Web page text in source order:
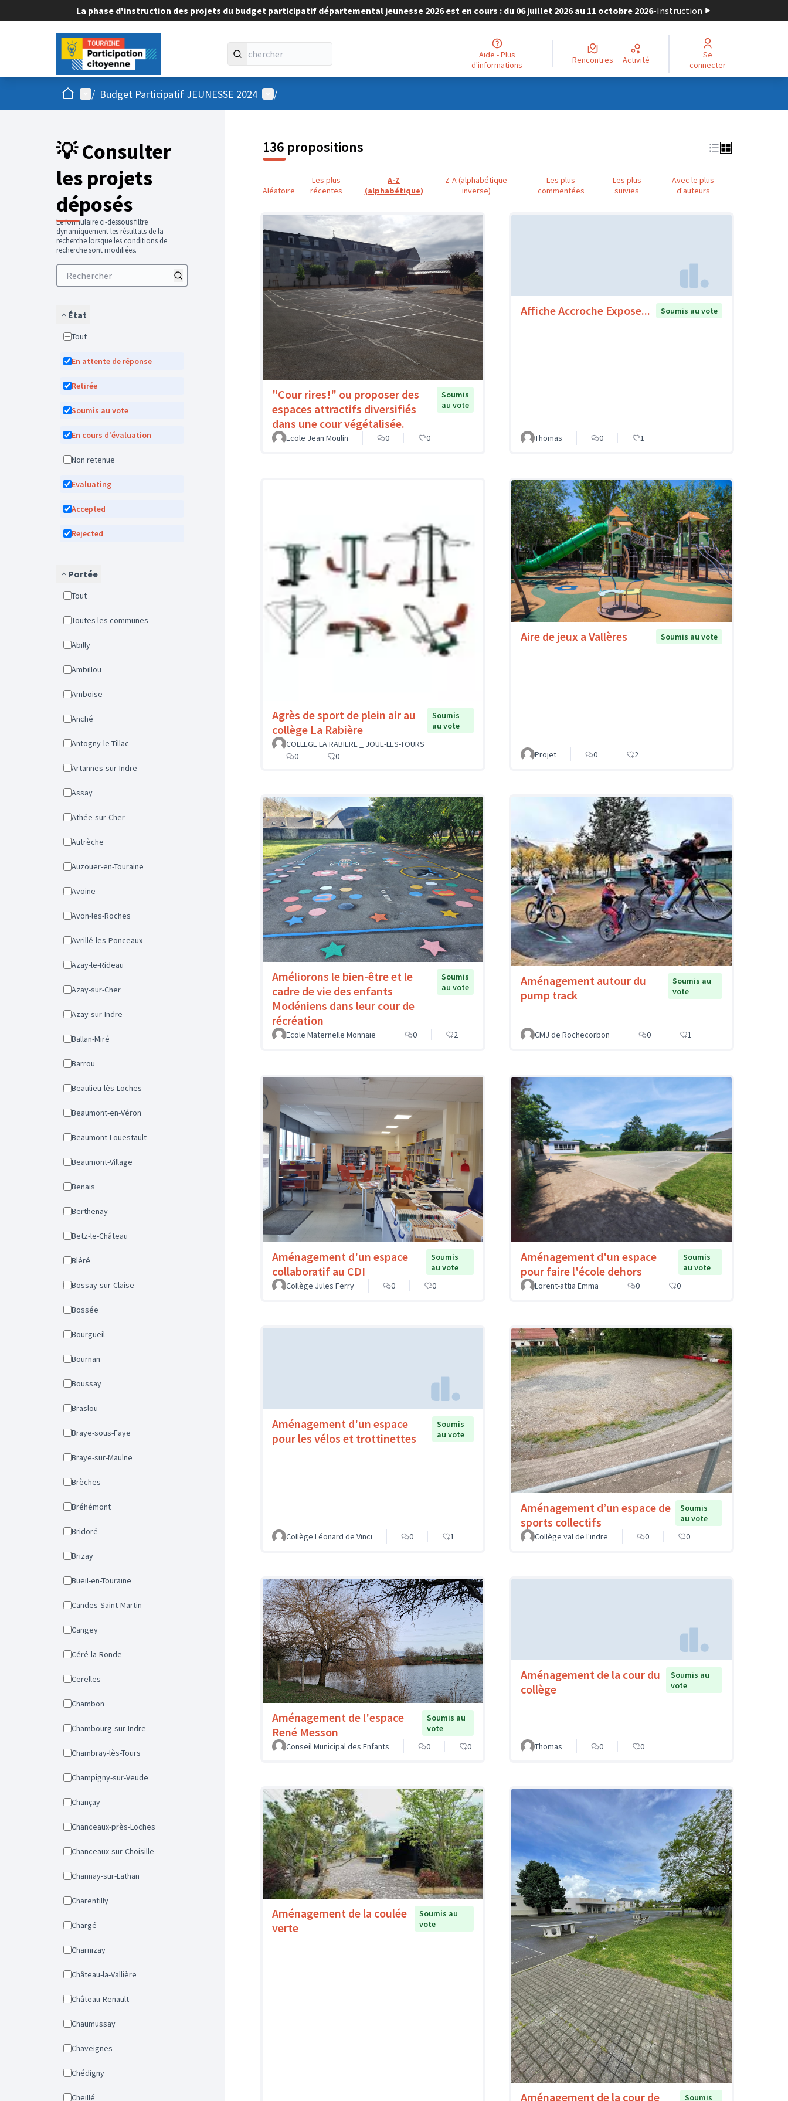
La phase d'instruction des projets du budget participatif départemental jeunesse 2026 est en cours : du 06 juillet 2026 au 11 octobre 2026-Instruction
Aide - Plus
d'informations
Rencontres Activité
Se
connecter
AccueilMenu principal
/ Budget Participatif JEUNESSE 2024 Menu utilisateur
/
💡 Consulter
les projets
déposés
Le formulaire ci-dessous filtre
dynamiquement les résultats de la
recherche lorsque les conditions de
recherche sont modifiées.
État
Tout
En attente de réponse
Retirée
Soumis au vote
En cours d'évaluation
Non retenue
Evaluating
Accepted
Rejected
Portée
Tout
Toutes les communes
Abilly
Ambillou
Amboise
Anché
Antogny-le-Tillac
Artannes-sur-Indre
Assay
Athée-sur-Cher
Autrèche
Auzouer-en-Touraine
Avoine
Avon-les-Roches
Avrillé-les-Ponceaux
Azay-le-Rideau
Azay-sur-Cher
Azay-sur-Indre
Ballan-Miré
Barrou
Beaulieu-lès-Loches
Beaumont-en-Véron
Beaumont-Louestault
Beaumont-Village
Benais
Berthenay
Betz-le-Château
Bléré
Bossay-sur-Claise
Bossée
Bourgueil
Bournan
Boussay
Braslou
Braye-sous-Faye
Braye-sur-Maulne
Brèches
Bréhémont
Bridoré
Brizay
Bueil-en-Touraine
Candes-Saint-Martin
Cangey
Céré-la-Ronde
Cerelles
Chambon
Chambourg-sur-Indre
Chambray-lès-Tours
Champigny-sur-Veude
Chançay
Chanceaux-près-Loches
Chanceaux-sur-Choisille
Channay-sur-Lathan
Charentilly
Chargé
Charnizay
Château-la-Vallière
Château-Renault
Chaumussay
Chaveignes
Chédigny
Cheillé
136 propositions
Aléatoire
Les plus
récentes
A-Z
(alphabétique)
Z-A (alphabétique
inverse)
Les plus
commentées
Les plus
suivies
Avec le plus
d'auteurs
"Cour rires!" ou proposer des
espaces attractifs diversifiés
dans une cour végétalisée.
Soumis
au vote
Ecole Jean Moulin 0 0
Affiche Accroche Expose... Soumis au vote
Thomas 0 1
Agrès de sport de plein air au
collège La Rabière
Soumis
au vote
COLLEGE LA RABIERE _ JOUE-LES-TOURS
0
0
Aire de jeux a Vallères Soumis au vote
Projet 0 2
Améliorons le bien-être et le
cadre de vie des enfants
Modéniens dans leur cour de
récréation
Soumis
au vote
Ecole Maternelle Monnaie 0 2
Aménagement autour du
pump track
Soumis au
vote
CMJ de Rochecorbon 0 1
Aménagement d'un espace
collaboratif au CDI
Soumis
au vote
Collège Jules Ferry
0 0
Aménagement d'un espace
pour faire l'école dehors
Soumis
au vote
Lorent-attia Emma
0 0
Aménagement d'un espace
pour les vélos et trottinettes
Soumis
au vote
Collège Léonard de Vinci 0 1
Aménagement d’un espace de
sports collectifs
Soumis
au vote
Collège val de l'indre
0 0
Aménagement de l'espace
René Messon
Soumis au
vote
Conseil Municipal des Enfants
0 0
Aménagement de la cour du
collège
Soumis au
vote
Thomas 0 0
Aménagement de la coulée
verte
Soumis au
vote
Aménagement de la cour de Soumis